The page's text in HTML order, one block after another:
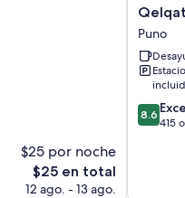
$25 por noche
El
precio
$25 en total
12 ago. - 13 ago.
Hotel
Puno
Puno
8.6
de
8.6
415